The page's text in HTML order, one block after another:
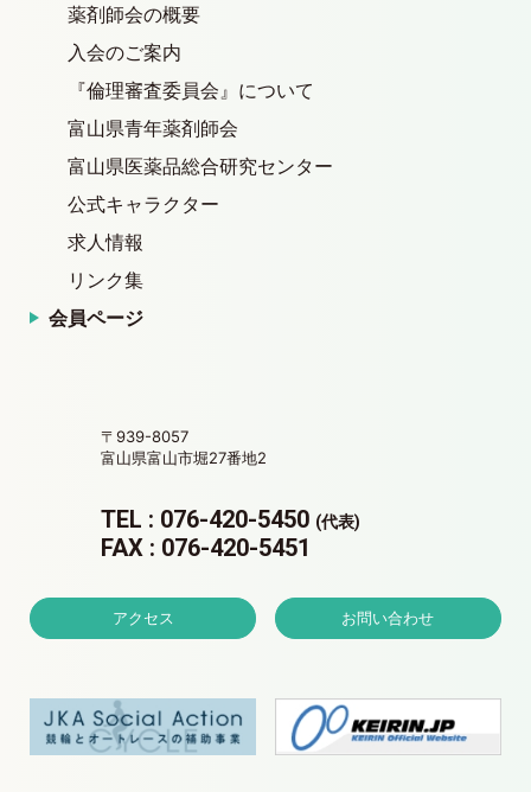
薬剤師会の概要
入会のご案内
『倫理審査委員会』について
富山県青年薬剤師会
富山県医薬品総合研究センター
公式キャラクター
求人情報
リンク集
会員ページ
〒939-8057
富山県富山市堀27番地2
TEL : 076-420-5450 (代表)
FAX : 076-420-5451
アクセス お問い合わせ